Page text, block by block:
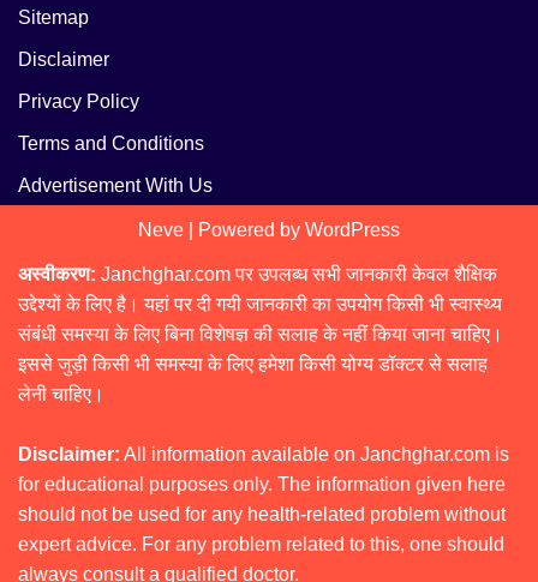
Sitemap
Disclaimer
Privacy Policy
Terms and Conditions
Advertisement With Us
Neve | Powered by WordPress
अस्वीकरण: Janchghar.com पर उपलब्ध सभी जानकारी केवल शैक्षिक
उद्देश्यों के लिए है। यहां पर दी गयी जानकारी का उपयोग किसी भी स्वास्थ्य
संबंधी समस्या के लिए बिना विशेषज्ञ की सलाह के नहीं किया जाना चाहिए।
इससे जुड़ी किसी भी समस्या के लिए हमेशा किसी योग्य डॉक्टर से सलाह
लेनी चाहिए।
Disclaimer: All information available on Janchghar.com is
for educational purposes only. The information given here
should not be used for any health-related problem without
expert advice. For any problem related to this, one should
always consult a qualified doctor.